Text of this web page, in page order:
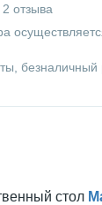
2 отзыва
безналичный
стол